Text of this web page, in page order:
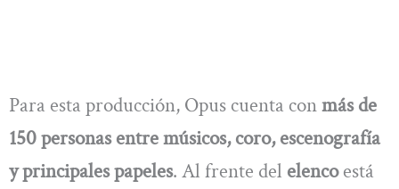
Para esta producción, Opus cuenta conmás de
150 personas entre músicos, coro, escenografía
y principales papeles. Al frente del elencoestá